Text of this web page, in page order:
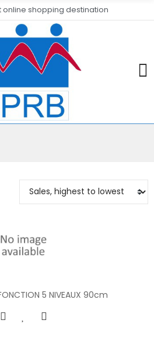
online shopping destination
5 NIVEAUX 90cm